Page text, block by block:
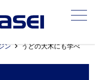
メニュー
ン うどの大木にも学べ